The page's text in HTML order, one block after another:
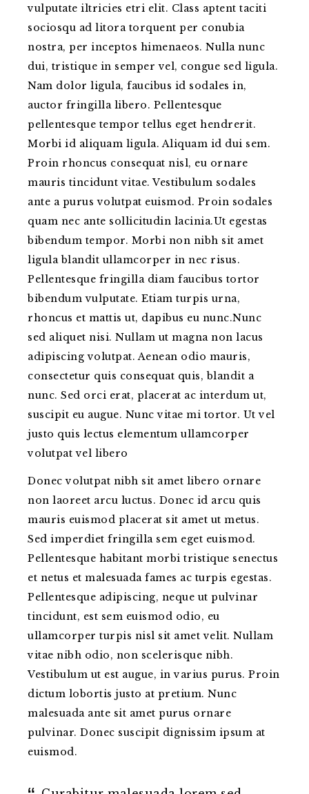
vulputate iltricies etri elit. Class aptent taciti
sociosqu ad litora torquent per conubia
nostra, per inceptos himenaeos. Nulla nunc
dui, tristique in semper vel, congue sed ligula.
Nam dolor ligula, faucibus id sodales in,
auctor fringilla libero. Pellentesque
pellentesque tempor tellus eget hendrerit.
Morbi id aliquam ligula. Aliquam id dui sem.
Proin rhoncus consequat nisl, eu ornare
mauris tincidunt vitae. Vestibulum sodales
ante a purus volutpat euismod. Proin sodales
quam nec ante sollicitudin lacinia.Ut egestas
bibendum tempor. Morbi non nibh sit amet
ligula blandit ullamcorper in nec risus.
Pellentesque fringilla diam faucibus tortor
bibendum vulputate. Etiam turpis urna,
rhoncus et mattis ut, dapibus eu nunc.Nunc
sed aliquet nisi. Nullam ut magna non lacus
adipiscing volutpat. Aenean odio mauris,
consectetur quis consequat quis, blandit a
nunc. Sed orci erat, placerat ac interdum ut,
suscipit eu augue. Nunc vitae mi tortor. Ut vel
justo quis lectus elementum ullamcorper
volutpat vel libero
Donec volutpat nibh sit amet libero ornare
non laoreet arcu luctus. Donec id arcu quis
mauris euismod placerat sit amet ut metus.
Sed imperdiet fringilla sem eget euismod.
Pellentesque habitant morbi tristique senectus
et netus et malesuada fames ac turpis egestas.
Pellentesque adipiscing, neque ut pulvinar
tincidunt, est sem euismod odio, eu
ullamcorper turpis nisl sit amet velit. Nullam
vitae nibh odio, non scelerisque nibh.
Vestibulum ut est augue, in varius purus. Proin
dictum lobortis justo at pretium. Nunc
malesuada ante sit amet purus ornare
pulvinar. Donec suscipit dignissim ipsum at
euismod.